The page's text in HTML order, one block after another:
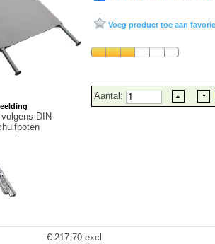
DIN
Voeg product toe aan
Aantal:
€ 217.70 excl.